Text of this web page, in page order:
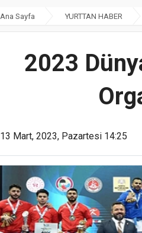
Ana Sayfa YURTTAN HABER
2023
13 Mart, 2023, Pazartesi 14:25